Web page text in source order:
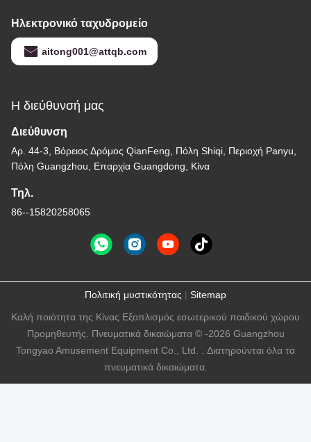
Ηλεκτρονικό ταχυδρομείο
aitong001@attqb.com
Η διεύθυνσή μας
Διεύθυνση
Αρ. 44-3, Βόρειος Δρόμος QianFeng, Πόλη Shiqi, Περιοχή Panyu,
Πόλη Guangzhou, Επαρχία Guangdong, Κίνα
Τηλ.
86--15820258065
Πολιτική μυστικότητας | Sitemap
Καλή ποιότητα της Κίνας Εξοπλισμός εσωτερικού παιδικού χώρου
Προμηθευτής. Πνευματικά δικαιώματα © -2026 Guangzhou
Tongyao Amusement Equipment Co., Ltd. . Διατηρούνται όλα τα
πνευματικά δικαιώματα.